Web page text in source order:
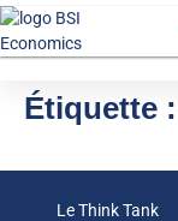
Étiquette :
Le Think Tank